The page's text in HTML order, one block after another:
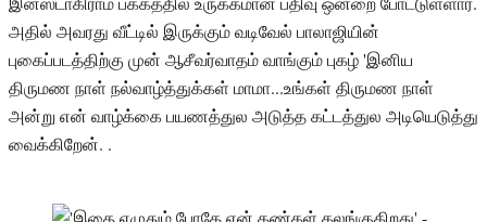
அதில் அவரது வீட்டில் இருக்கும் வடிவேல் பாலாஜியின்
புகைப்படத்திற்கு முன் ஆசீவர்வாதம் வாங்கும் புகழ் 'இனிய
திருமண நாள் நல்வாழ்த்துக்கள் மாமா...உங்கள் திருமண நாள்
அன்று என் வாழ்க்கை பயணத்துல அடுத்த கட்டத்துல அடியெடுத்து
வைக்கிறேன். .